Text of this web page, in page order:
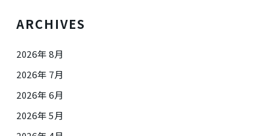
ARCHIVES
2026年 8月
2026年 7月
2026年 6月
2026年 5月